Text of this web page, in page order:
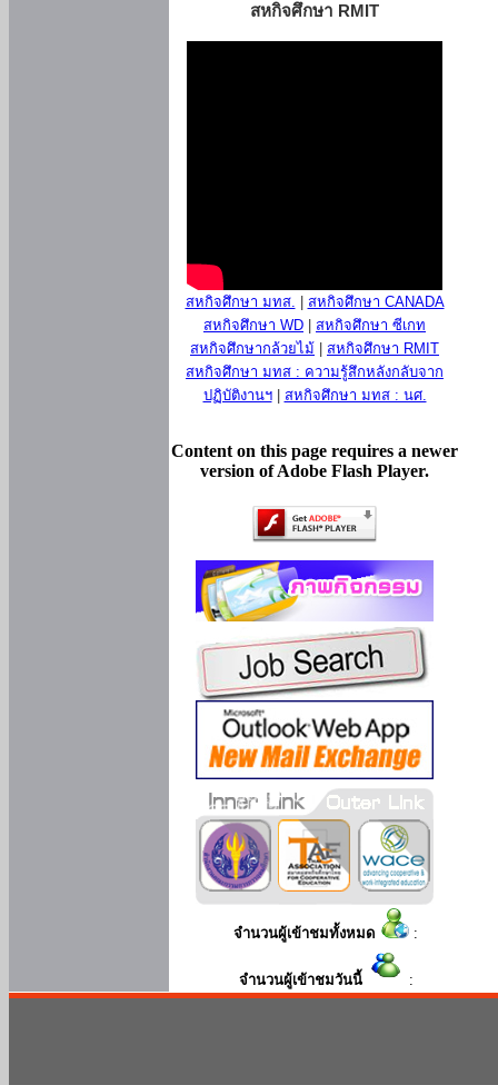
สหกิจศึกษา RMIT
สหกิจศึกษา มทส.
สหกิจศึกษา CANADA
สหกิจศึกษา WD
สหกิจศึกษา ซีเกท
สหกิจศึกษากล้วยไม้
สหกิจศึกษา RMIT
สหกิจศึกษา มทส : ความรู้สึกหลังกลับจาก
ปฏิบัติงานฯ| สหกิจศึกษา มทส : นศ.
Content on this page requires a newer
version of Adobe Flash Player.
จำนวนผู้เข้าชมทั้งหมด :
จำนวนผู้เข้าชมวันนี้ :